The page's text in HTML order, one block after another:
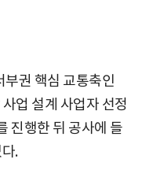
부권 핵심 교통축인
업 설계 사업자 선정
진행한 뒤 공사에 들
.